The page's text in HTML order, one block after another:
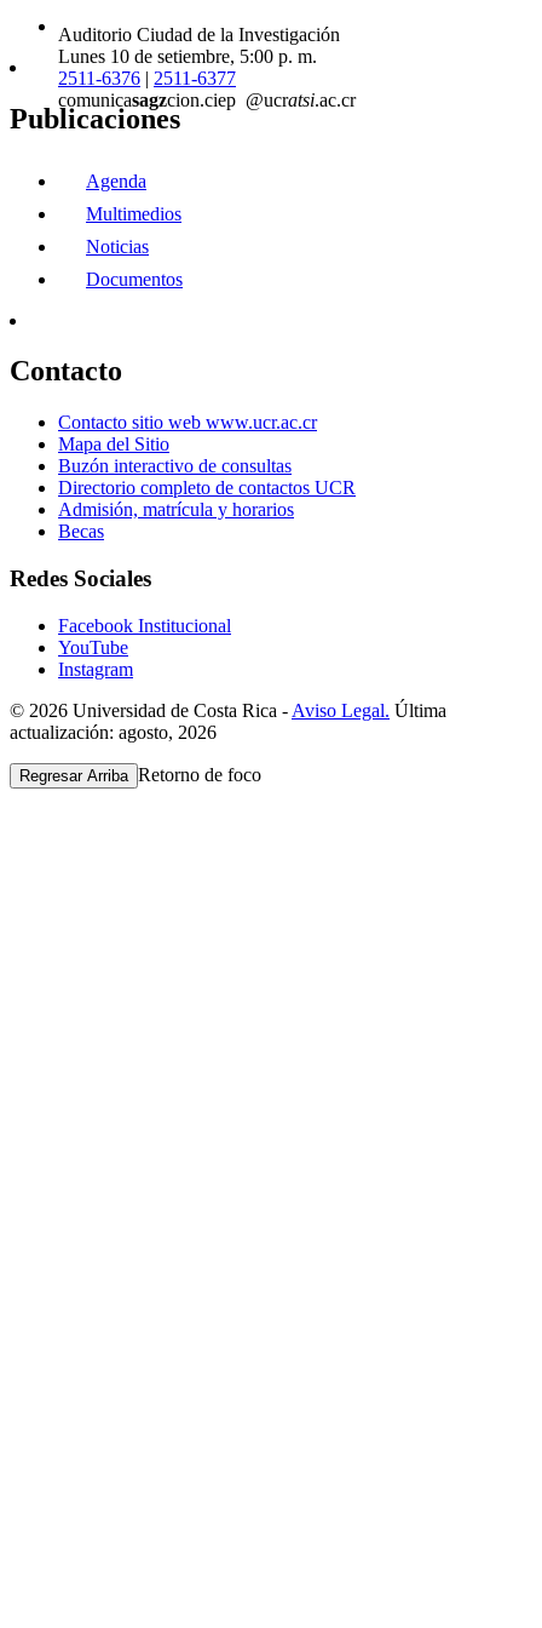
Auditorio Ciudad de la Investigación
Lunes 10 de setiembre, 5:00 p. m.
2511-6376 | 2511-6377
comunicasagzcion.ciep @ucratsi.ac.cr
Publicaciones
Agenda
Multimedios
Noticias
Documentos
Contacto
Contacto sitio web www.ucr.ac.cr
Mapa del Sitio
Buzón interactivo de consultas
Directorio completo de contactos UCR
Admisión, matrícula y horarios
Becas
Redes Sociales
Facebook Institucional
YouTube
Instagram
© 2026 Universidad de Costa Rica - Aviso Legal. Última
actualización: agosto, 2026
Regresar Arriba Retorno de foco